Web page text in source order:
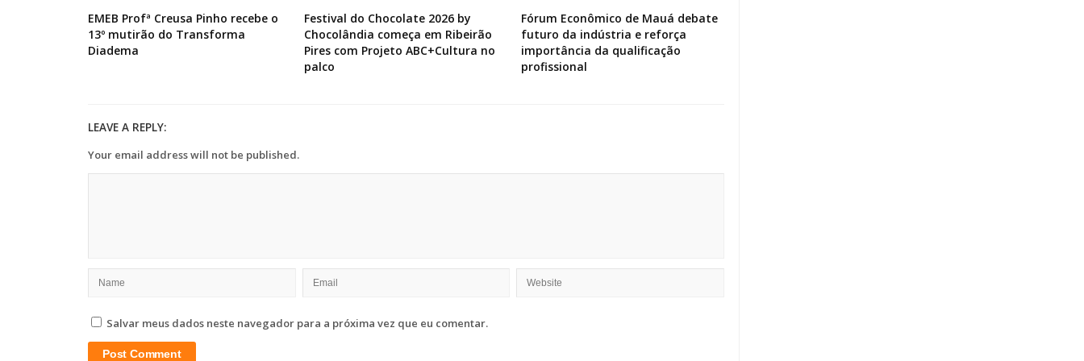
EMEB Profª Creusa Pinho recebe o
13º mutirão do Transforma
Diadema
Festival do Chocolate 2026 by
Chocolândia começa em Ribeirão
Pires com Projeto ABC+Cultura no
palco
Fórum Econômico de Mauá debate
futuro da indústria e reforça
importância da qualificação
profissional
LEAVE A REPLY:
Your email address will not be published.
Salvar meus dados neste navegador para a próxima vez que eu comentar.